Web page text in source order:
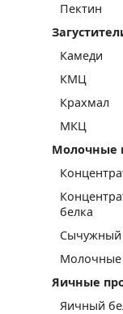
Пектин
Камеди
КМЦ
Крахмал
МКЦ
Молочные
белка
Сычужный
Молочные
Яичные
Яичный